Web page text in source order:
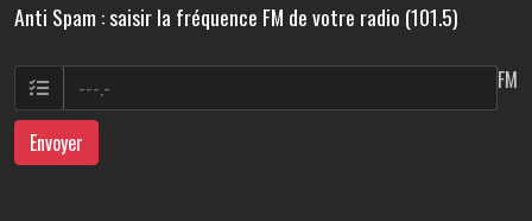
Anti Spam : saisir la fréquence FM de votre radio (101.5)
FM
Envoyer